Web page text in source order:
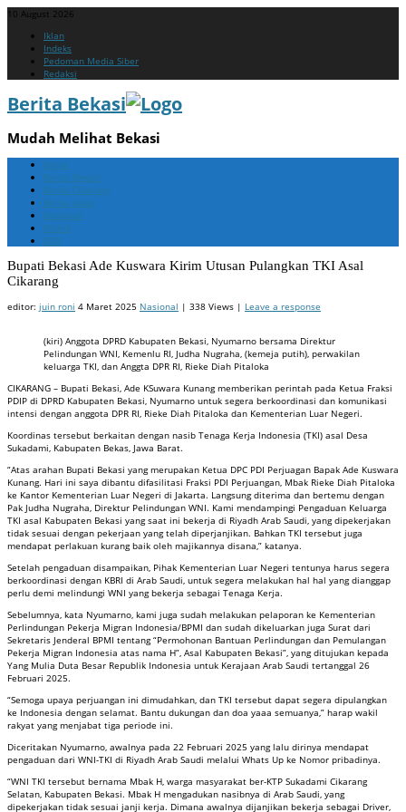
10 August 2026
Menu
content
Iklan
Indeks
Pedoman Media Siber
Redaksi
Berita Bekasi
Mudah Melihat Bekasi
Menu
content
Home
Berita Bekasi
Berita Cikarang
Berita Jabar
Nasional
Politik
ADV
Bupati Bekasi Ade Kuswara Kirim Utusan Pulangkan TKI Asal
Cikarang
editor: juin roni 4 Maret 2025 Nasional | 338 Views | Leave a response
(kiri) Anggota DPRD Kabupaten Bekasi, Nyumarno bersama Direktur
Pelindungan WNI, Kemenlu RI, Judha Nugraha, (kemeja putih), perwakilan
keluarga TKI, dan Anggta DPR RI, Rieke Diah Pitaloka
CIKARANG – Bupati Bekasi, Ade KSuwara Kunang memberikan perintah pada Ketua Fraksi
PDIP di DPRD Kabupaten Bekasi, Nyumarno untuk segera berkoordinasi dan komunikasi
intensi dengan anggota DPR RI, Rieke Diah Pitaloka dan Kementerian Luar Negeri.
Koordinas tersebut berkaitan dengan nasib Tenaga Kerja Indonesia (TKI) asal Desa
Sukadami, Kabupaten Bekas, Jawa Barat.
“Atas arahan Bupati Bekasi yang merupakan Ketua DPC PDI Perjuagan Bapak Ade Kuswara
Kunang. Hari ini saya dibantu difasilitasi Fraksi PDI Perjuangan, Mbak Rieke Diah Pitaloka
ke Kantor Kementerian Luar Negeri di Jakarta. Langsung diterima dan bertemu dengan
Pak Judha Nugraha, Direktur Pelindungan WNI. Kami mendampingi Pengaduan Keluarga
TKI asal Kabupaten Bekasi yang saat ini bekerja di Riyadh Arab Saudi, yang dipekerjakan
tidak sesuai dengan pekerjaan yang telah diperjanjikan. Bahkan TKI tersebut juga
mendapat perlakuan kurang baik oleh majikannya disana,” katanya.
Setelah pengaduan disampaikan, Pihak Kementerian Luar Negeri tentunya harus segera
berkoordinasi dengan KBRI di Arab Saudi, untuk segera melakukan hal hal yang dianggap
perlu demi melindungi WNI yang bekerja sebagai Tenaga Kerja.
Sebelumnya, kata Nyumarno, kami juga sudah melakukan pelaporan ke Kementerian
Perlindungan Pekerja Migran Indonesia/BPMI dan sudah dikeluarkan juga Surat dari
Sekretaris Jenderal BPMI tentang “Permohonan Bantuan Perlindungan dan Pemulangan
Pekerja Migran Indonesia atas nama H”, Asal Kabupaten Bekasi”, yang ditujukan kepada
Yang Mulia Duta Besar Republik Indonesia untuk Kerajaan Arab Saudi tertanggal 26
Februari 2025.
“Semoga upaya perjuangan ini dimudahkan, dan TKI tersebut dapat segera dipulangkan
ke Indonesia dengan selamat. Bantu dukungan dan doa yaaa semuanya,” harap wakil
rakyat yang menjabat tiga periode ini.
Diceritakan Nyumarno, awalnya pada 22 Februari 2025 yang lalu dirinya mendapat
pengaduan dari WNI-TKI di Riyadh Arab Saudi melalui Whats Up ke Nomor pribadinya.
“WNI TKI tersebut bernama Mbak H, warga masyarakat ber-KTP Sukadami Cikarang
Selatan, Kabupaten Bekasi. Mbak H mengadukan nasibnya di Arab Saudi, yang
dipekerjakan tidak sesuai janji kerja. Dimana awalnya dijanjikan bekerja sebagai Driver,